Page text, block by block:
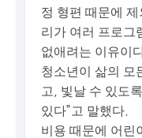
정 형편 때문에
리가 여러 프로그
없애려는 이유이
청소년이 삶의 모
고, 빛날 수 있도
있다”고 말했다.
비용 때문에 어린